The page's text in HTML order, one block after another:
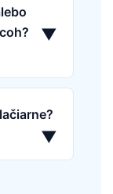
▼
▼